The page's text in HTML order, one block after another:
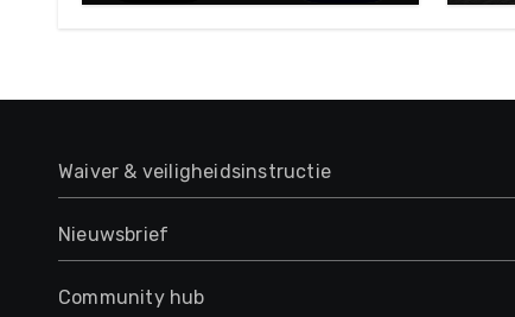
Waiver & veiligheidsinstructie
Nieuwsbrief
Community hub